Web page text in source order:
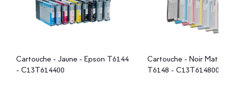
Cartouche - Jaune - Epson T6144
- C13T614400
Cartouche - Noir Mat -
T6148 - C13T614800